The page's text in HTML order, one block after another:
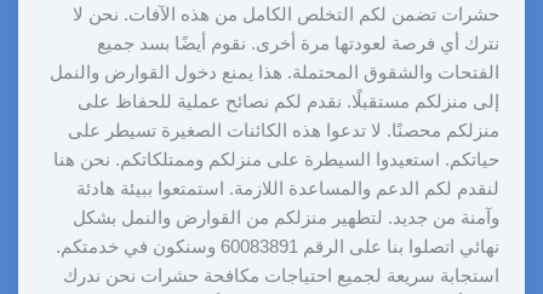
حشرات تضمن لكم التخلص الكامل من هذه الآفات. نحن لا
نترك أي فرصة لعودتها مرة أخرى. نقوم أيضًا بسد جميع
الفتحات والشقوق المحتملة. هذا يمنع دخول القوارض والنمل
إلى منزلكم مستقبلًا. نقدم لكم نصائح عملية للحفاظ على
منزلكم محصنًا. لا تدعوا هذه الكائنات الصغيرة تسيطر على
حياتكم. استعيدوا السيطرة على منزلكم وممتلكاتكم. نحن هنا
لنقدم لكم الدعم والمساعدة اللازمة. استمتعوا ببيئة هادئة
وآمنة من جديد. لتطهير منزلكم من القوارض والنمل بشكل
نهائي اتصلوا بنا على الرقم 60083891 وسنكون في خدمتكم.
استجابة سريعة لجميع احتياجات مكافحة حشرات نحن ندرك